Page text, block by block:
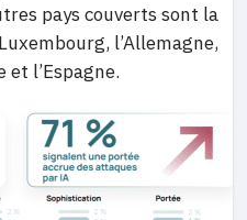
pays couverts sont la
l’Allemagne,
et l’Espagne.